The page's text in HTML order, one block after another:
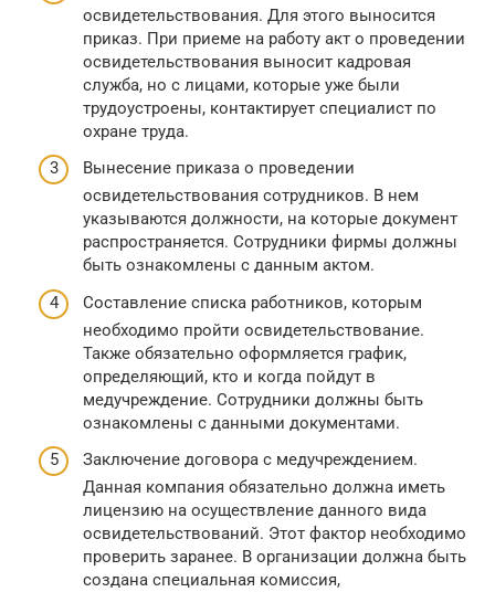
освидетельствования. Для этого выносится
приказ. При приеме на работу акт о проведении
освидетельствования выносит кадровая
служба, но с лицами, которые уже были
трудоустроены, контактирует специалист по
охране труда.
Вынесение приказа о проведении
освидетельствования сотрудников. В нем
указываются должности, на которые документ
распространяется. Сотрудники фирмы должны
быть ознакомлены с данным актом.
Составление списка работников, которым
необходимо пройти освидетельствование.
Также обязательно оформляется график,
определяющий, кто и когда пойдут в
медучреждение. Сотрудники должны быть
ознакомлены с данными документами.
Заключение договора с медучреждением.
Данная компания обязательно должна иметь
лицензию на осуществление данного вида
освидетельствований. Этот фактор необходимо
проверить заранее. В организации должна быть
создана специальная комиссия,